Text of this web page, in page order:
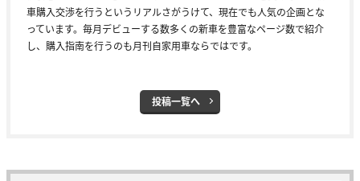
車購入交渉を行うというリアルさがうけて、現在でも人気の企画とな
っています。毎月デビューする数多くの新車を豊富なページ数で紹介
し、購入指南を行うのも月刊自家用車ならではです。
投稿一覧へ